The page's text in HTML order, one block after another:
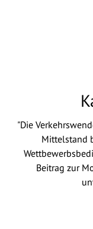
"Die
Mittelstand
Beitrag zur